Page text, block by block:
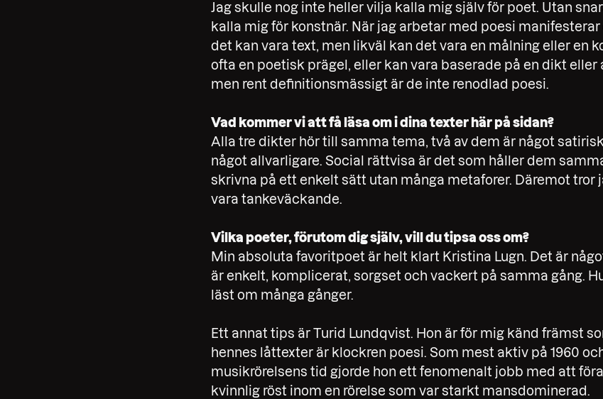
Jag skulle nog inte heller vilja kalla mig själv för poet. Utan
kalla mig för konstnär. När jag arbetar med poesi
det kan vara text, men likväl kan det vara en målning eller en
ofta en poetisk prägel, eller kan vara baserade på en dikt eller
men rent definitionsmässigt är de inte renodlad poesi.
Vad kommer vi att få läsa om i dina texter här på sidan?
Alla tre dikter hör till samma tema, två av dem är något
något allvarligare. Social rättvisa är det som håller dem
skrivna på ett enkelt sätt utan många metaforer. Däremot tror
vara tankeväckande.
Vilka poeter, förutom dig själv, vill du tipsa oss om?
Min absoluta favoritpoet är helt klart Kristina Lugn. Det är
är enkelt, komplicerat, sorgset och vackert på samma gång.
läst om många gånger.
Ett annat tips är Turid Lundqvist. Hon är för mig känd främst
hennes låttexter är klockren poesi. Som mest aktiv på 1960
musikrörelsens tid gjorde hon ett fenomenalt jobb med att
kvinnlig röst inom en rörelse som var starkt mansdominerad.